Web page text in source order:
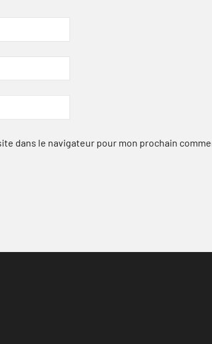
dans le navigateur pour mon prochain